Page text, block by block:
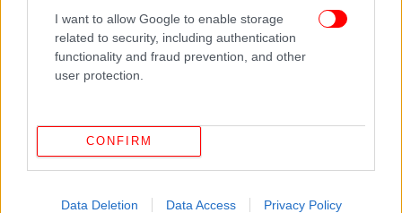
I want to allow Google to enable storage
related to security, including authentication
functionality and fraud prevention, and other
user protection.
CONFIRM
Data Deletion Data Access Privacy Policy